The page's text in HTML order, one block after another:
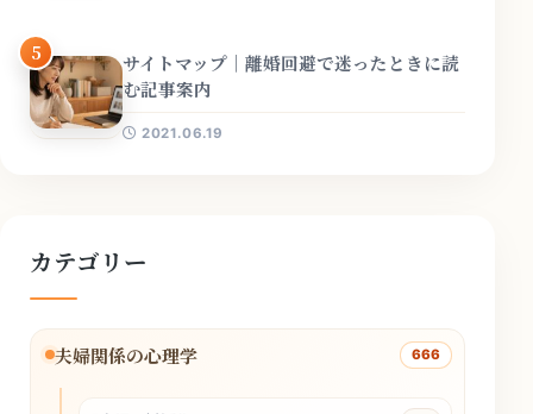
5
サイトマップ｜離婚回避で迷ったときに読
む記事案内
2021.06.19
カテゴリー
夫婦関係の心理学 666